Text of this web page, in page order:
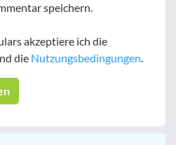
speichern.
akzeptiere ich die
die Nutzungsbedingungen.